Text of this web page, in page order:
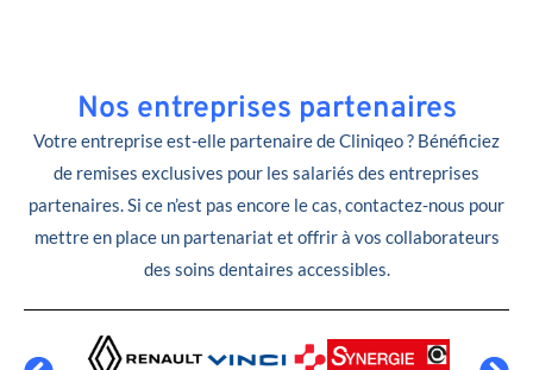
Nos entreprises partenaires
Votre entreprise est-elle partenaire de Cliniqeo ? Bénéficiez
de remises exclusives pour les salariés des entreprises
partenaires. Si ce n’est pas encore le cas, contactez-nous pour
mettre en place un partenariat et offrir à vos collaborateurs
des soins dentaires accessibles.